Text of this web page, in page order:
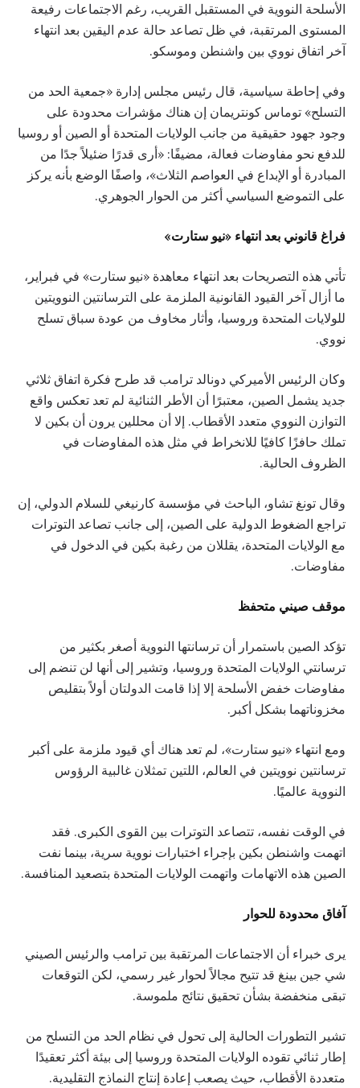
الأسلحة النووية في المستقبل القريب، رغم الاجتماعات رفيعة
المستوى المرتقبة، في ظل تصاعد حالة عدم اليقين بعد انتهاء
آخر اتفاق نووي بين واشنطن وموسكو.
وفي إحاطة سياسية، قال رئيس مجلس إدارة «جمعية الحد من
التسلح» توماس كونتريمان إن هناك مؤشرات محدودة على
وجود جهود حقيقية من جانب الولايات المتحدة أو الصين أو روسيا
للدفع نحو مفاوضات فعالة، مضيفًا: «أرى قدرًا ضئيلاً جدًا من
المبادرة أو الإبداع في العواصم الثلاث»، واصفًا الوضع بأنه يركز
على التموضع السياسي أكثر من الحوار الجوهري.
فراغ قانوني بعد انتهاء «نيو ستارت»
تأتي هذه التصريحات بعد انتهاء معاهدة «نيو ستارت» في فبراير،
ما أزال آخر القيود القانونية الملزمة على الترسانتين النوويتين
للولايات المتحدة وروسيا، وأثار مخاوف من عودة سباق تسلح
نووي.
وكان الرئيس الأميركي دونالد ترامب قد طرح فكرة اتفاق ثلاثي
جديد يشمل الصين، معتبرًا أن الأطر الثنائية لم تعد تعكس واقع
التوازن النووي متعدد الأقطاب. إلا أن محللين يرون أن بكين لا
تملك حافزًا كافيًا للانخراط في مثل هذه المفاوضات في
الظروف الحالية.
وقال تونغ تشاو، الباحث في مؤسسة كارنيغي للسلام الدولي، إن
تراجع الضغوط الدولية على الصين، إلى جانب تصاعد التوترات
مع الولايات المتحدة، يقللان من رغبة بكين في الدخول في
مفاوضات.
موقف صيني متحفظ
تؤكد الصين باستمرار أن ترسانتها النووية أصغر بكثير من
ترسانتي الولايات المتحدة وروسيا، وتشير إلى أنها لن تنضم إلى
مفاوضات خفض الأسلحة إلا إذا قامت الدولتان أولاً بتقليص
مخزوناتهما بشكل أكبر.
ومع انتهاء «نيو ستارت»، لم تعد هناك أي قيود ملزمة على أكبر
ترسانتين نوويتين في العالم، اللتين تمثلان غالبية الرؤوس
النووية عالميًا.
في الوقت نفسه، تتصاعد التوترات بين القوى الكبرى. فقد
اتهمت واشنطن بكين بإجراء اختبارات نووية سرية، بينما نفت
الصين هذه الاتهامات واتهمت الولايات المتحدة بتصعيد المنافسة.
آفاق محدودة للحوار
يرى خبراء أن الاجتماعات المرتقبة بين ترامب والرئيس الصيني
شي جين بينغ قد تتيح مجالاً لحوار غير رسمي، لكن التوقعات
تبقى منخفضة بشأن تحقيق نتائج ملموسة.
تشير التطورات الحالية إلى تحول في نظام الحد من التسلح من
إطار ثنائي تقوده الولايات المتحدة وروسيا إلى بيئة أكثر تعقيدًا
متعددة الأقطاب، حيث يصعب إعادة إنتاج النماذج التقليدية.